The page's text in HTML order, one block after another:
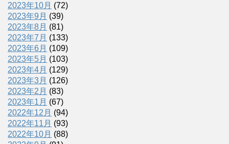
2023年10月 (72)
2023年9月 (39)
2023年8月 (81)
2023年7月 (133)
2023年6月 (109)
2023年5月 (103)
2023年4月 (129)
2023年3月 (126)
2023年2月 (83)
2023年1月 (67)
2022年12月 (94)
2022年11月 (93)
2022年10月 (88)